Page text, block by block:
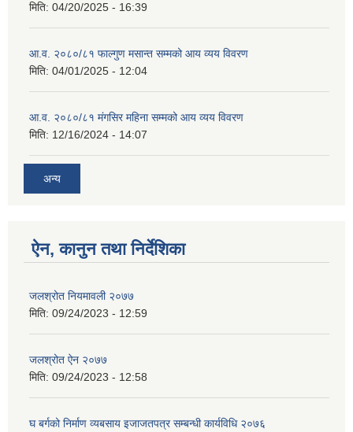
मिति: 04/20/2025 - 16:39
आ.व. २०८०/८१ फाल्गुण मसान्त सम्मको आय व्यय विवरण
मिति: 04/01/2025 - 12:04
आ.व. २०८०/८१ मंगसिर महिना सम्मको आय व्यय विवरण
मिति: 12/16/2024 - 14:07
अन्य
ऐन, कानुन तथा निर्देशिका
जलश्रोत नियमावली २०७७
मिति: 09/24/2023 - 12:59
जलश्रोत ऐन २०७७
मिति: 09/24/2023 - 12:58
घ बर्गको निर्माण व्यबसाय इजाजतपत्र सम्बन्धी कार्यविधि २०७६